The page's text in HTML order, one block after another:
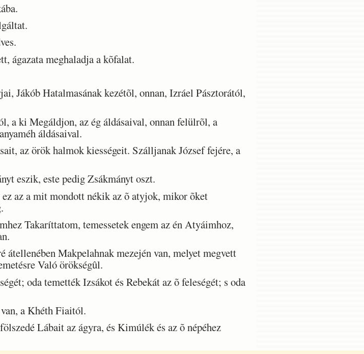
ágazata meghaladja a kõfalat.
Jákób Hatalmasának kezétõl, onnan, Izráel Pásztorától,
a ki Megáldjon, az ég áldásaival, onnan felülrõl, a
áldásaival.
az örök halmok kiességeit. Szálljanak József fejére, a
eszik, este pedig Zsákmányt oszt.
az a mit mondott nékik az õ atyjok, mikor õket
Takaríttatom, temessetek engem az én Atyáimhoz,
Makpelahnak mezején van, melyet megvett
Való örökségûl.
oda temették Izsákot és Rebekát az õ feleségét; s oda
a Khéth Fiaitól.
Lábait az ágyra, és Kimúlék és az õ népéhez